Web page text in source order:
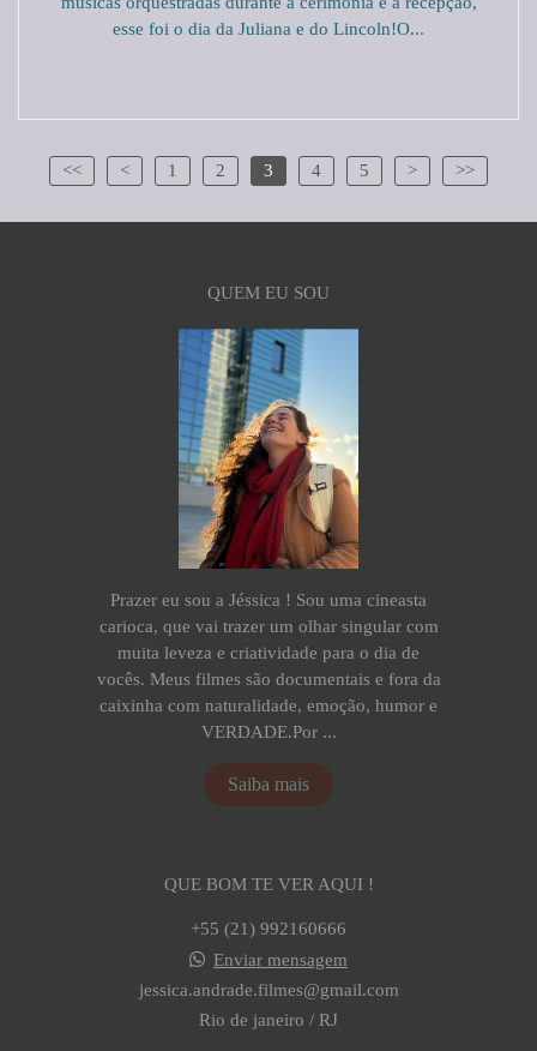
esse foi o dia da Juliana e do Lincoln!O...
<< < 1 2 3 4 5 > >>
QUEM EU SOU
Prazer eu sou a Jéssica ! Sou uma cineasta
carioca, que vai trazer um olhar singular com
muita leveza e criatividade para o dia de
vocês. Meus filmes são documentais e fora da
caixinha com naturalidade, emoção, humor e
VERDADE.Por ...
Saiba mais
QUE BOM TE VER AQUI !
+55 (21) 992160666
Enviar mensagem
jessica.andrade.filmes@gmail.com
Rio de janeiro / RJ